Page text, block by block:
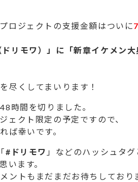
ロジェクトの支援金額はついに
リモワ）」に「新章イケメン
尽くしてまいります！
時間を切りました。
ェクト限定の予定ですので、
ば幸いです。
#ドリモワ 」などのハッシュタ
います。
ントもまだまだお待ちしており